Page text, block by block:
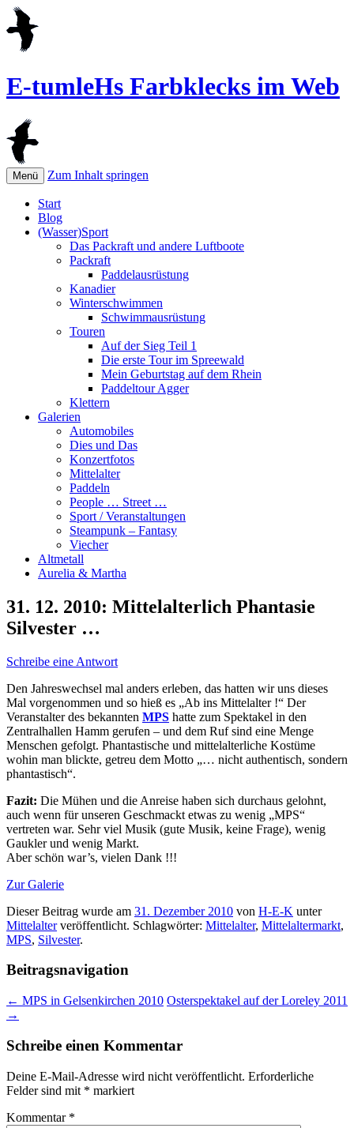
E-tumleHs Farbklecks im Web
Menü Zum Inhalt springen
Start
Blog
(Wasser)Sport
Das Packraft und andere Luftboote
Packraft
Paddelausrüstung
Kanadier
Winterschwimmen
Schwimmausrüstung
Touren
Auf der Sieg Teil 1
Die erste Tour im Spreewald
Mein Geburtstag auf dem Rhein
Paddeltour Agger
Klettern
Galerien
Automobiles
Dies und Das
Konzertfotos
Mittelalter
Paddeln
People … Street …
Sport / Veranstaltungen
Steampunk – Fantasy
Viecher
Altmetall
Aurelia & Martha
31. 12. 2010: Mittelalterlich Phantasie
Silvester …
Schreibe eine Antwort
Den Jahreswechsel mal anders erleben, das hatten wir uns dieses
Mal vorgenommen und so hieß es „Ab ins Mittelalter !“ Der
Veranstalter des bekannten MPS hatte zum Spektakel in den
Zentralhallen Hamm gerufen – und dem Ruf sind eine Menge
Menschen gefolgt. Phantastische und mittelalterliche Kostüme
wohin man blickte, getreu dem Motto „… nicht authentisch, sondern
phantastisch“.
Fazit: Die Mühen und die Anreise haben sich durchaus gelohnt,
auch wenn für unseren Geschmackt etwas zu wenig „MPS“
vertreten war. Sehr viel Musik (gute Musik, keine Frage), wenig
Gaukler und wenig Markt.
Aber schön war’s, vielen Dank !!!
Zur Galerie
Dieser Beitrag wurde am 31. Dezember 2010 von H-E-K unter
Mittelalterveröffentlicht. Schlagwörter: Mittelalter, Mittelaltermarkt,
MPS, Silvester.
Beitragsnavigation
← MPS in Gelsenkirchen 2010 Osterspektakel auf der Loreley 2011
→
Schreibe einen Kommentar
Deine E-Mail-Adresse wird nicht veröffentlicht. Erforderliche
Felder sind mit * markiert
Kommentar *